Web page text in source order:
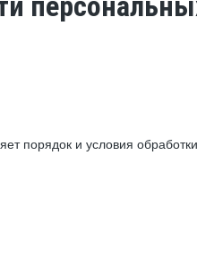
порядок и условия